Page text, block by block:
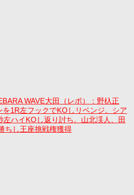
WAVE大田（レポ）：野杁正
を1R左フックでKOしリベンジ。シア
左ハイKOし返り討ち。山北渓人、田
ちし王座挑戦権獲得